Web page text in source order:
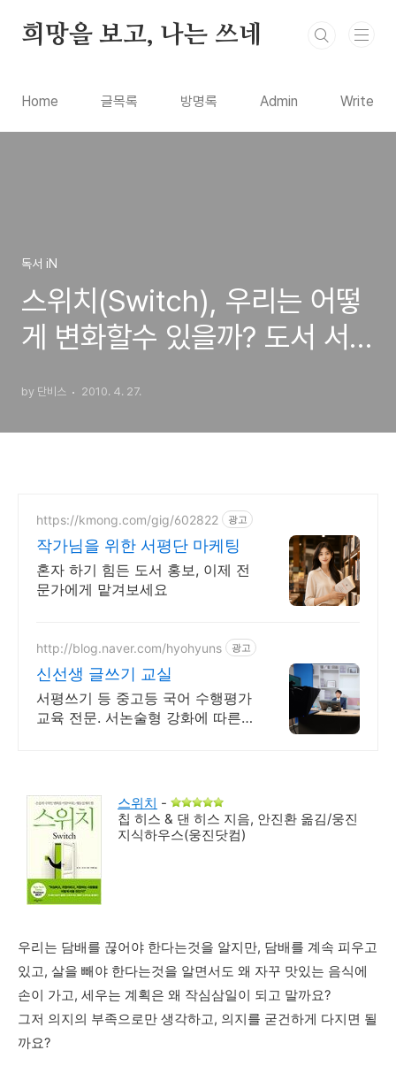
희망을 보고, 나는 쓰네
Home 글목록 방명록 Admin Write
독서 iN
스위치(Switch), 우리는 어떻
게 변화할수 있을까? 도서 서평
by 단비스 2010. 4. 27.
https://kmong.com/gig/602822 광고
작가님을 위한 서평단 마케팅
혼자 하기 힘든 도서 홍보, 이제 전
문가에게 맡겨보세요
http://blog.naver.com/hyohyuns 광고
신선생 글쓰기 교실
서평쓰기 등 중고등 국어 수행평가
교육 전문. 서논술형 강화에 따른
스위치 -
칩 히스 & 댄 히스 지음, 안진환 옮김/웅진
지식하우스(웅진닷컴)
우리는 담배를 끊어야 한다는것을 알지만, 담배를 계속 피우고
있고, 살을 빼야 한다는것을 알면서도 왜 자꾸 맛있는 음식에
손이 가고, 세우는 계획은 왜 작심삼일이 되고 말까요?
그저 의지의 부족으로만 생각하고, 의지를 굳건하게 다지면 될
까요?